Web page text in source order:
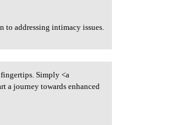
addressing intimacy issues.
Simply <a
a journey towards enhanced